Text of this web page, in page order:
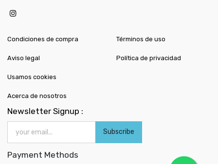
Condiciones de compra
Aviso legal
Términos de uso
Política de privacidad
Usamos cookies
Acerca de nosotros
Newsletter Signup :
Subscribe
Payment Methods